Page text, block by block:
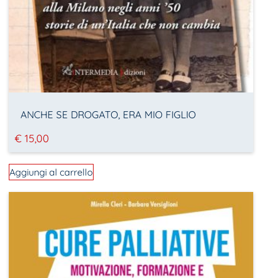
ANCHE SE DROGATO, ERA MIO FIGLIO
€ 15,00
Aggiungi al carrello